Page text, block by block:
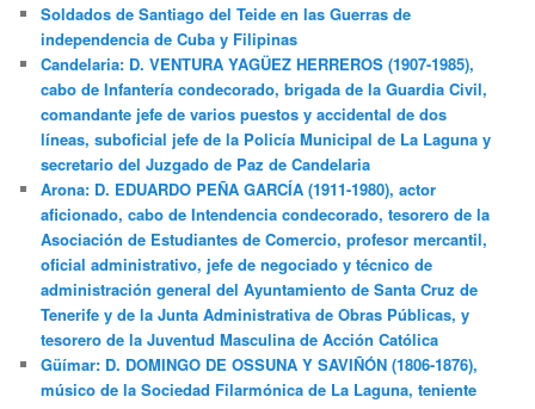
r
Soldados de Santiago del Teide en las Guerras de
independencia de Cuba y Filipinas
Candelaria: D. VENTURA YAGÜEZ HERREROS (1907-1985),
cabo de Infantería condecorado, brigada de la Guardia Civil,
comandante jefe de varios puestos y accidental de dos
líneas, suboficial jefe de la Policía Municipal de La Laguna y
secretario del Juzgado de Paz de Candelaria
Arona: D. EDUARDO PEÑA GARCÍA (1911-1980), actor
aficionado, cabo de Intendencia condecorado, tesorero de la
Asociación de Estudiantes de Comercio, profesor mercantil,
oficial administrativo, jefe de negociado y técnico de
administración general del Ayuntamiento de Santa Cruz de
Tenerife y de la Junta Administrativa de Obras Públicas, y
tesorero de la Juventud Masculina de Acción Católica
Güímar: D. DOMINGO DE OSSUNA Y SAVIÑÓN (1806-1876),
músico de la Sociedad Filarmónica de La Laguna, teniente